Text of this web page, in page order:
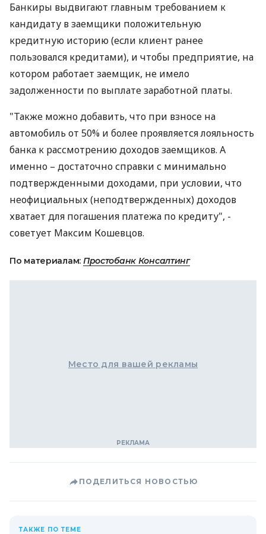
Банкиры выдвигают главным требованием к
кандидату в заемщики положительную
кредитную историю (если клиент ранее
пользовался кредитами), и чтобы предприятие, на
котором работает заемщик, не имело
задолженности по выплате заработной платы.
"Также можно добавить, что при взносе на
автомобиль от 50% и более проявляется лояльность
банка к рассмотрению доходов заемщиков. А
именно – достаточно справки с минимально
подтвержденными доходами, при условии, что
неофициальных (неподтвержденных) доходов
хватает для погашения платежа по кредиту", -
советует Максим Кошевцов.
По материалам: Простобанк Консалтинг
Место для вашей рекламы
ПОДЕЛИТЬСЯ НОВОСТЬЮ
ТАКЖЕ ПО ТЕМЕ